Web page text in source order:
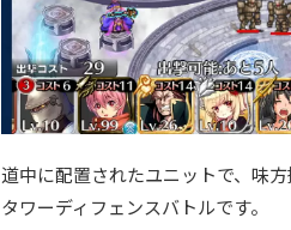
道中に配置されたユニットで、味
タワーディフェンスバトルです。